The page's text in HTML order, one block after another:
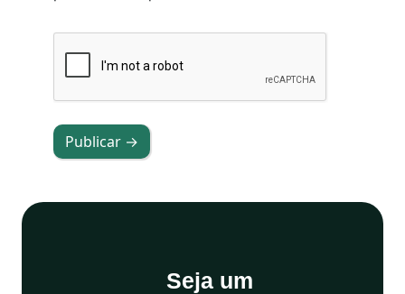
Publicar →
Seja um